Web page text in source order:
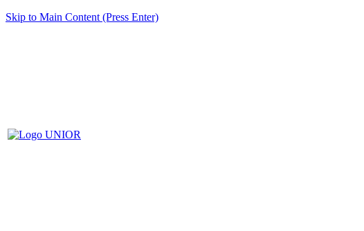
Skip to Main Content (Press Enter)